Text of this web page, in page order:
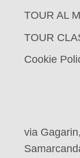
TOUR AL
TOUR
Cookie
via